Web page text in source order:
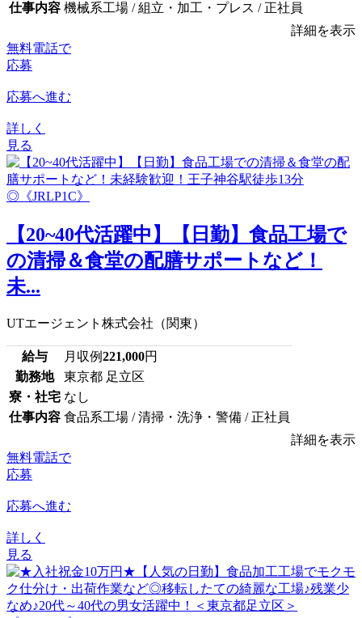
仕事内容 機械系工場 / 組立・加工・プレス / 正社員
詳細を表示
無料電話で
応募
応募へ進む
詳しく
見る
【20~40代活躍中】【日勤】食品工場で
の清掃＆食堂の配膳サポートなど！
未...
UTエージェント株式会社（関東）
給与 月収例221,000円
勤務地
東京都 足立区
寮・社宅 なし
仕事内容 食品系工場 / 清掃・洗浄・警備 / 正社員
詳細を表示
無料電話で
応募
応募へ進む
詳しく
見る